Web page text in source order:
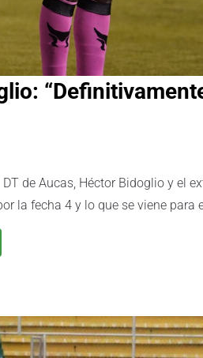
DT de Aucas, Héctor Bidoglio y el
la fecha 4 y lo que se viene para